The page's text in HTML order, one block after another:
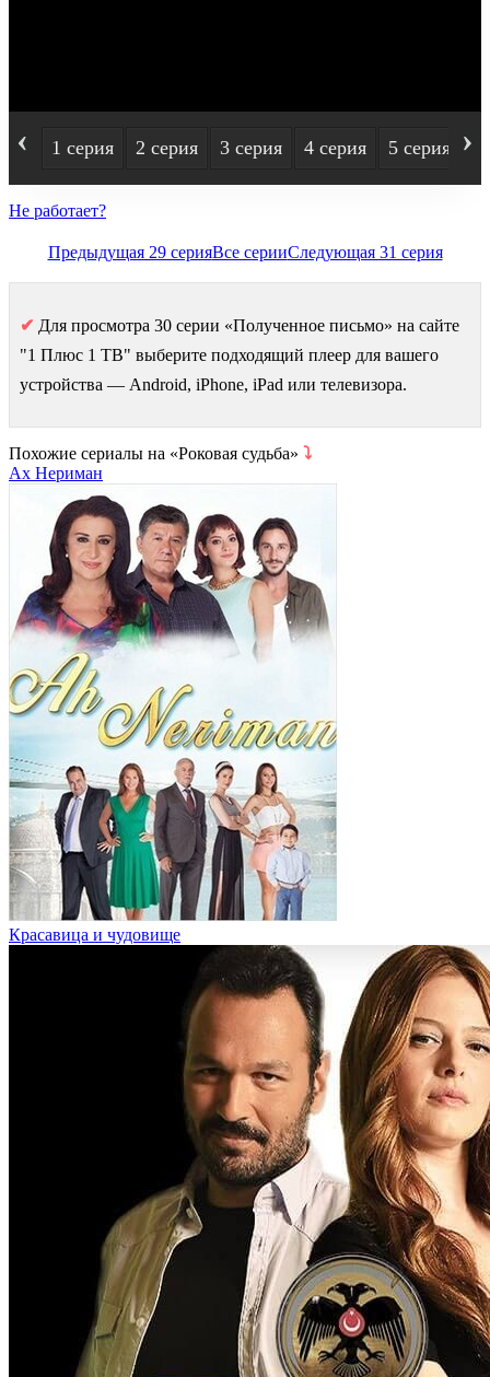
‹ 1 серия 2 серия 3 серия 4 серия 5 серия ›
Не работает?
Предыдущая 29 серияВсе серииСледующая 31 серия
✔ Для просмотра 30 серии «Полученное письмо» на сайте
"1 Плюс 1 ТВ" выберите подходящий плеер для вашего
устройства — Android, iPhone, iPad или телевизора.
Похожие сериалы на «Роковая судьба» ⤵
Ах Нериман
Красавица и чудовище